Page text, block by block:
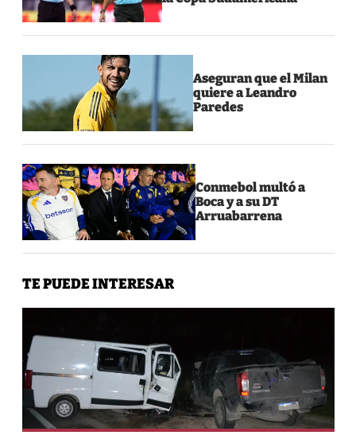
Aseguran que el Milan
quiere a Leandro
Paredes
Conmebol multó a
Boca y a su DT
Arruabarrena
TE PUEDE INTERESAR